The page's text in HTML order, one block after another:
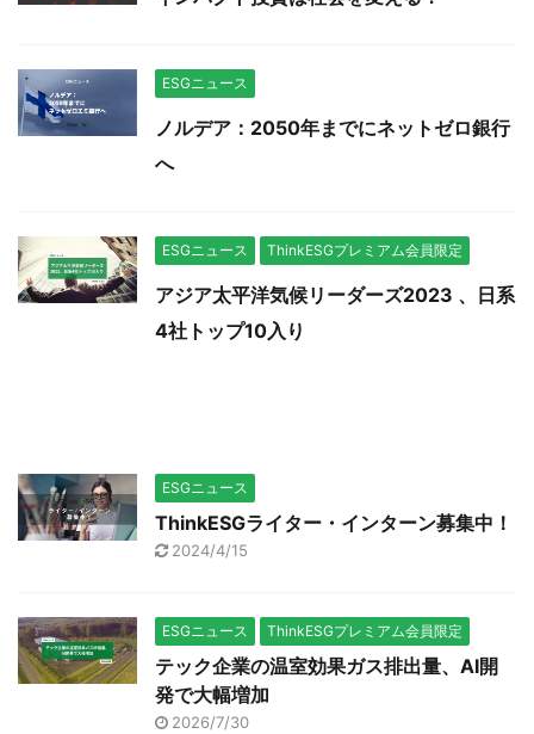
ESGニュース
ノルデア：2050年までにネットゼロ銀行
へ
ESGニュース ThinkESGプレミアム会員限定
アジア太平洋気候リーダーズ2023 、日系
4社トップ10入り
ESGニュース
ThinkESGライター・インターン募集中！
2024/4/15
ESGニュース ThinkESGプレミアム会員限定
テック企業の温室効果ガス排出量、AI開
発で大幅増加
2026/7/30